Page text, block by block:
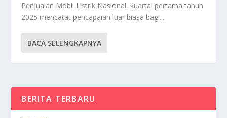
Penjualan Mobil Listrik Nasional, kuartal pertama tahun
2025 mencatat pencapaian luar biasa bagi...
BACA SELENGKAPNYA
BERITA TERBARU